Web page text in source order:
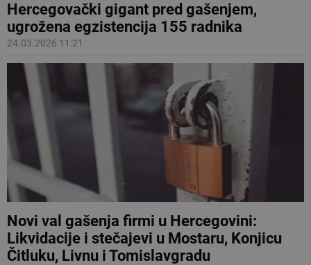
Hercegovački gigant pred gašenjem,
ugrožena egzistencija 155 radnika
24.03.2026 11:21
Novi val gašenja firmi u Hercegovini:
Likvidacije i stečajevi u Mostaru, Konjicu
Čitluku, Livnu i Tomislavgradu